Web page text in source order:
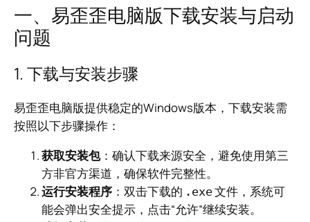
一、易歪歪电脑版下载安装与启动
问题
1. 下载与安装步骤
易歪歪电脑版提供稳定的Windows版本，下载安装需
按照以下步骤操作：
获取安装包：确认下载来源安全，避免使用第三
方非官方渠道，确保软件完整性。
运行安装程序 ：双击下载的 .exe文件，系统可
能会弹出安全提示，点击“允许”继续安装。